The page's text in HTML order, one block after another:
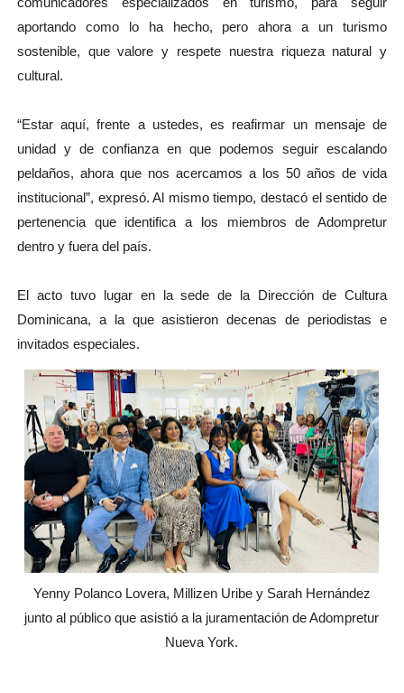
aportando como lo ha hecho, pero ahora a un turismo
sostenible, que valore y respete nuestra riqueza natural y
cultural.
“Estar aquí, frente a ustedes, es reafirmar un mensaje de
unidad y de confianza en que podemos seguir escalando
peldaños, ahora que nos acercamos a los 50 años de vida
institucional”, expresó. Al mismo tiempo, destacó el sentido de
pertenencia que identifica a los miembros de Adompretur
dentro y fuera del país.
El acto tuvo lugar en la sede de la Dirección de Cultura
Dominicana, a la que asistieron decenas de periodistas e
invitados especiales.
Yenny Polanco Lovera, Millizen Uribe y Sarah Hernández
junto al público que asistió a la juramentación de Adompretur
Nueva York.